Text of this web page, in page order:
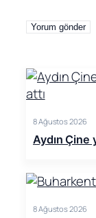
8 Ağustos 2026
Aydın Çine
8 Ağustos 2026